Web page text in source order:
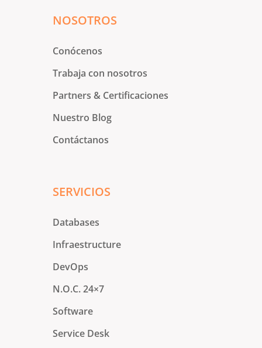
NOSOTROS
Conócenos
Trabaja con nosotros
Partners & Certificaciones
Nuestro Blog
Contáctanos
SERVICIOS
Databases
Infraestructure
DevOps
N.O.C. 24×7
Software
Service Desk